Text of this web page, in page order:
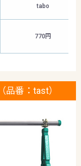
tabo
770円
品番：tast）